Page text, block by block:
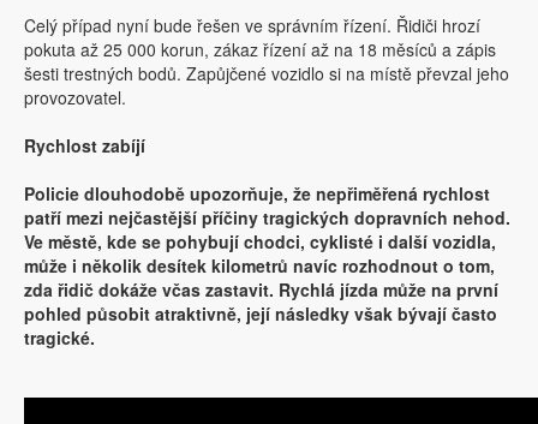
Celý případ nyní bude řešen ve správním řízení. Řidiči hrozí
pokuta až 25 000 korun, zákaz řízení až na 18 měsíců a zápis
šesti trestných bodů. Zapůjčené vozidlo si na místě převzal jeho
provozovatel.
Rychlost zabíjí
Policie dlouhodobě upozorňuje, že nepřiměřená rychlost
patří mezi nejčastější příčiny tragických dopravních nehod.
Ve městě, kde se pohybují chodci, cyklisté i další vozidla,
může i několik desítek kilometrů navíc rozhodnout o tom,
zda řidič dokáže včas zastavit. Rychlá jízda může na první
pohled působit atraktivně, její následky však bývají často
tragické.